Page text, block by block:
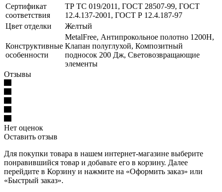
Сертификат
соответствия
ТР ТС 019/2011, ГОСТ 28507-99, ГОСТ
12.4.137-2001, ГОСТ Р 12.4.187-97
Цвет отделки
Желтый
Конструктивные
особенности
MetalFree, Антипрокольное полотно 1200Н,
Клапан полуглухой, Композитный
подносок 200 Дж, Световозвращающие
элементы
Отзывы
Нет оценок
Оставить отзыв
Для покупки товара в нашем интернет-магазине выберите
понравившийся товар и добавьте его в корзину. Далее
перейдите в Корзину и нажмите на «Оформить заказ» или
«Быстрый заказ».